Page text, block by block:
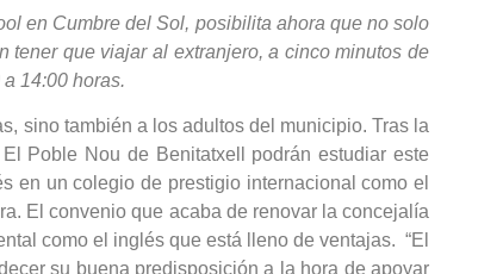
en Cumbre del Sol, posibilita ahora que no solo
que viajar al extranjero, a cinco minutos de
14:00 horas.
sino también a los adultos del municipio. Tras la
Poble Nou de Benitatxell podrán estudiar este
en un colegio de prestigio internacional como el
El convenio que acaba de renovar la concejalía
como el inglés que está lleno de ventajas. “El
su buena predisposición a la hora de apoyar